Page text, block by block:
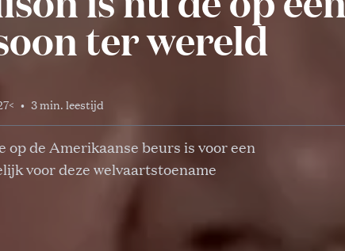
ter wereld
< • 3 min. leestijd
de Amerikaanse beurs is voor een
voor deze welvaartstoename